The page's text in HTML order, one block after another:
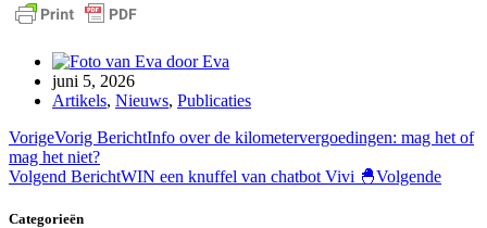
doorEva
juni 5, 2026
Artikels, Nieuws, Publicaties
VorigeVorig BerichtInfo over de kilometervergoedingen: mag het of
mag het niet?
Volgend BerichtWIN een knuffel van chatbot Vivi 🐣Volgende
Categorieën